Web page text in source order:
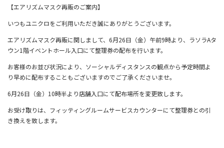
【エアリズムマスク再販のご案内】
いつもユニクロをご利用いただき誠にありがとうございます。
エアリズムマスク再販に関しまして、 6月26日（金）午前9時より、ラソラAタ
ウン1 階イベントホール入口にて整理券の配布を行います。
お客様のお並び状況により、ソーシャルディスタンスの観点から予定時間よ
り早めに配布することもございますのでご了承くださいませ。
6月26日（金）10時半より店舗入口にて配布場所を変更致します。
お受け取りは、フィッティングルームサービスカウンターにて整理券との引
き換えを致します。